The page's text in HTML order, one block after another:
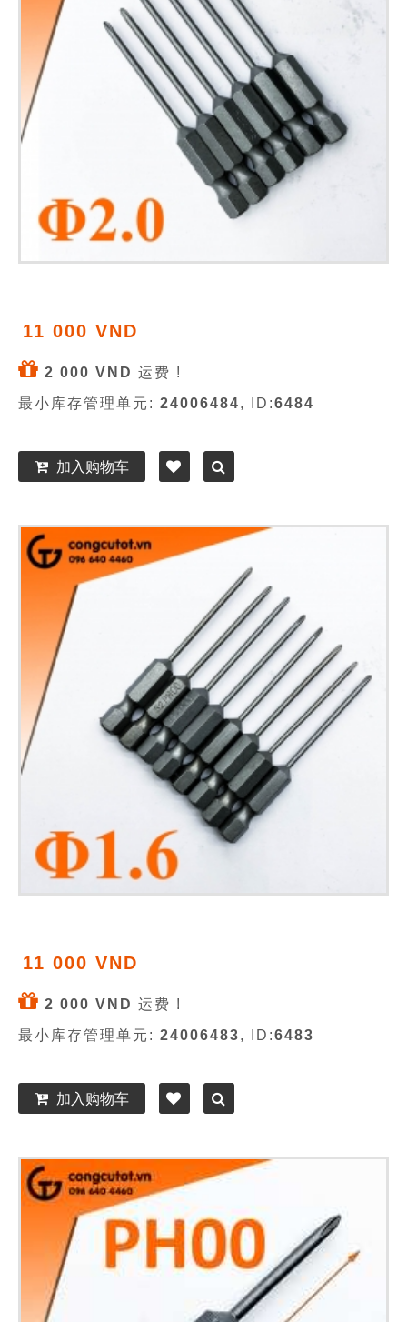
11 000 VND
2 000 VND 运费 !
最小库存管理单元: 24006484, ID:6484
加入购物车
11 000 VND
2 000 VND 运费 !
最小库存管理单元: 24006483, ID:6483
加入购物车